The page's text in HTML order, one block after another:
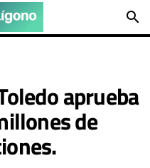
search
aprueba
de